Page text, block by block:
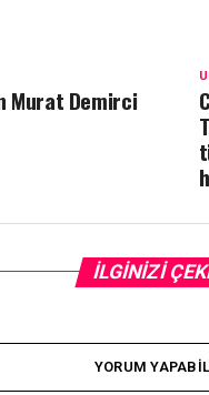
Murat Demirci
İLGİNİZİ
YORUM